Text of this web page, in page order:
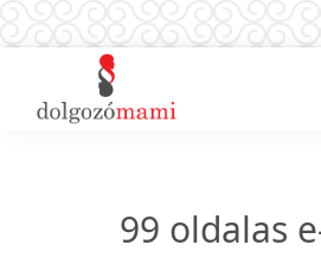
main Dolgozó
álláskeresési99 oldalas